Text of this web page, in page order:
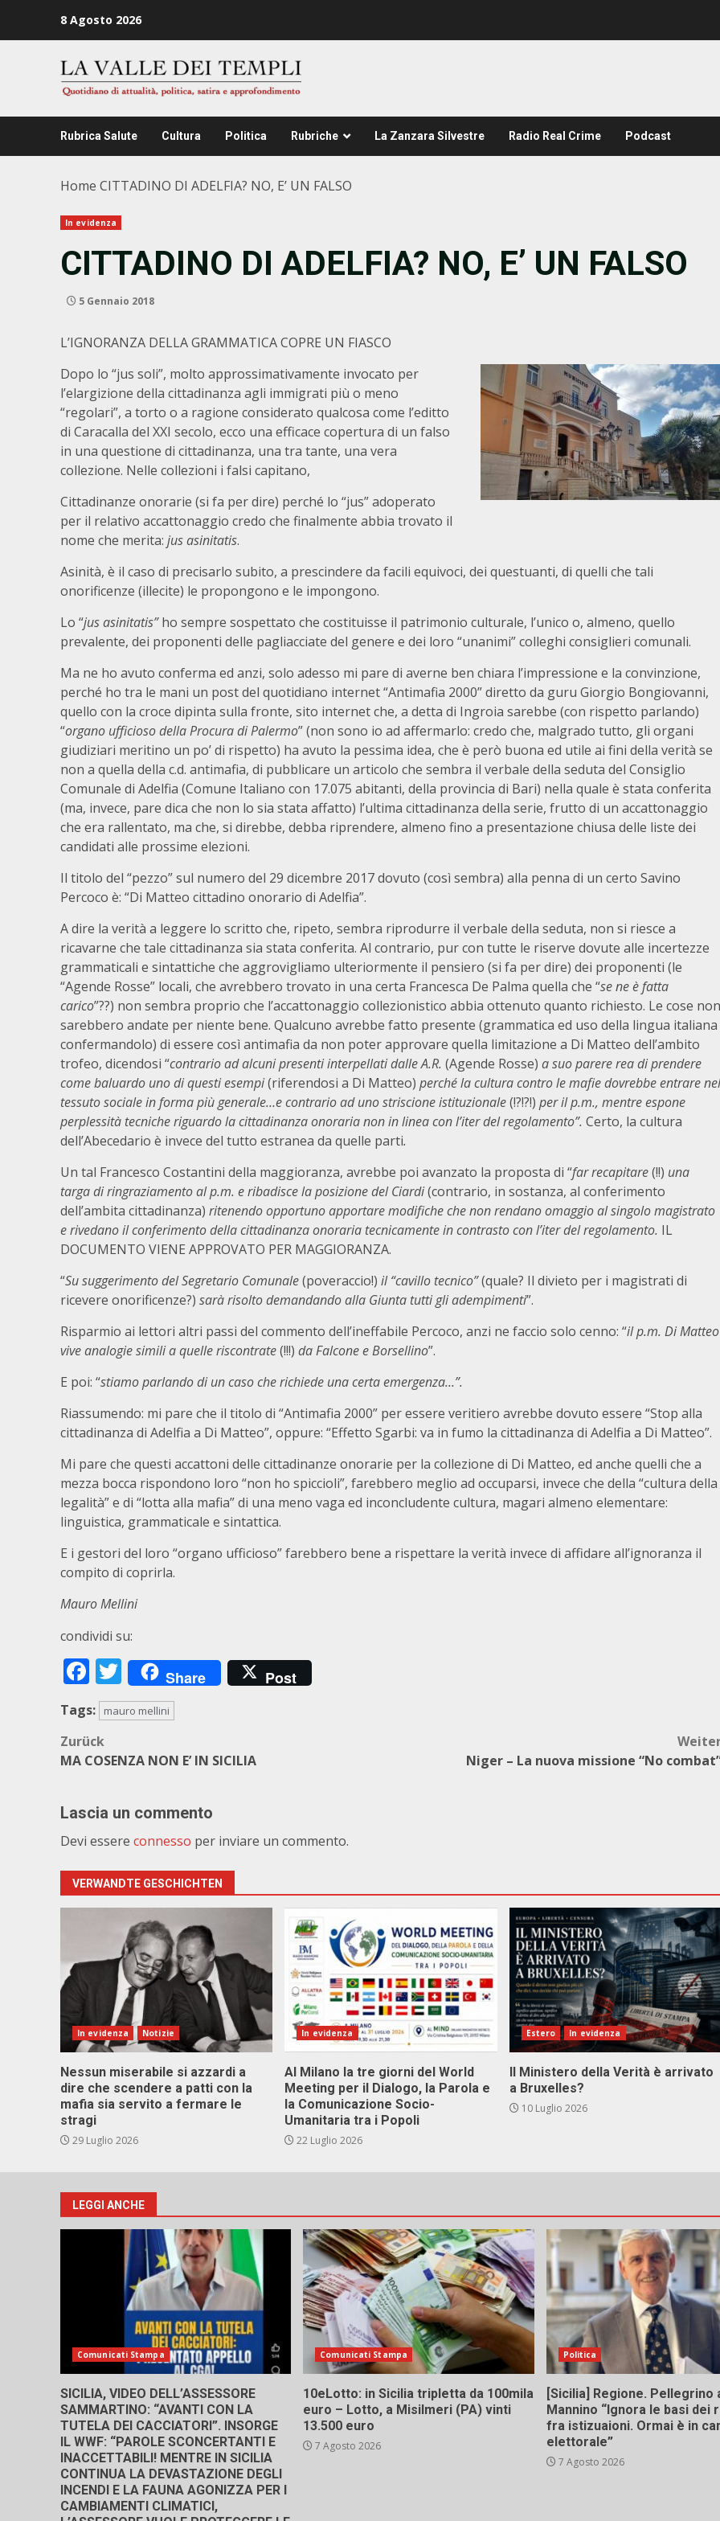
8 Agosto 2026
Rubrica Salute Cultura Politica Rubriche La Zanzara Silvestre Radio Real Crime Podcast
Home CITTADINO DI ADELFIA? NO, E’ UN FALSO
In evidenza
CITTADINO DI ADELFIA? NO, E’ UN FALSO
5 Gennaio 2018
L’IGNORANZA DELLA GRAMMATICA COPRE UN FIASCO
Dopo lo “jus soli”, molto approssimativamente invocato per
l’elargizione della cittadinanza agli immigrati più o meno
“regolari”, a torto o a ragione considerato qualcosa come l’editto
di Caracalla del XXI secolo, ecco una efficace copertura di un falso
in una questione di cittadinanza, una tra tante, una vera
collezione. Nelle collezioni i falsi capitano,
Cittadinanze onorarie (si fa per dire) perché lo “jus” adoperato
per il relativo accattonaggio credo che finalmente abbia trovato il
nome che merita: jus asinitatis.
Asinità, è il caso di precisarlo subito, a prescindere da facili equivoci, dei questuanti, di quelli che tali
onorificenze (illecite) le propongono e le impongono.
Lo “jus asinitatis”ho sempre sospettato che costituisse il patrimonio culturale, l’unico o, almeno, quello
prevalente, dei proponenti delle pagliacciate del genere e dei loro “unanimi” colleghi consiglieri comunali.
Ma ne ho avuto conferma ed anzi, solo adesso mi pare di averne ben chiara l’impressione e la convinzione,
perché ho tra le mani un post del quotidiano internet “Antimafia 2000” diretto da guru Giorgio Bongiovanni,
quello con la croce dipinta sulla fronte, sito internet che, a detta di Ingroia sarebbe (con rispetto parlando)
“organo ufficioso della Procura di Palermo” (non sono io ad affermarlo: credo che, malgrado tutto, gli organi
giudiziari meritino un po’ di rispetto) ha avuto la pessima idea, che è però buona ed utile ai fini della verità se
non a quella della c.d. antimafia, di pubblicare un articolo che sembra il verbale della seduta del Consiglio
Comunale di Adelfia (Comune Italiano con 17.075 abitanti, della provincia di Bari) nella quale è stata conferita
(ma, invece, pare dica che non lo sia stata affatto) l’ultima cittadinanza della serie, frutto di un accattonaggio
che era rallentato, ma che, si direbbe, debba riprendere, almeno fino a presentazione chiusa delle liste dei
candidati alle prossime elezioni.
Il titolo del “pezzo” sul numero del 29 dicembre 2017 dovuto (così sembra) alla penna di un certo Savino
Percoco è: “Di Matteo cittadino onorario di Adelfia”.
A dire la verità a leggere lo scritto che, ripeto, sembra riprodurre il verbale della seduta, non si riesce a
ricavarne che tale cittadinanza sia stata conferita. Al contrario, pur con tutte le riserve dovute alle incertezze
grammaticali e sintattiche che aggrovigliamo ulteriormente il pensiero (si fa per dire) dei proponenti (le
“Agende Rosse” locali, che avrebbero trovato in una certa Francesca De Palma quella che “se ne è fatta
carico”??) non sembra proprio che l’accattonaggio collezionistico abbia ottenuto quanto richiesto. Le cose non
sarebbero andate per niente bene. Qualcuno avrebbe fatto presente (grammatica ed uso della lingua italiana
confermandolo) di essere così antimafia da non poter approvare quella limitazione a Di Matteo dell’ambito
trofeo, dicendosi “contrario ad alcuni presenti interpellati dalle A.R. (Agende Rosse) a suo parere rea di prendere
come baluardo uno di questi esempi(riferendosi a Di Matteo) perché la cultura contro le mafie dovrebbe entrare nel
tessuto sociale in forma più generale…e contrario ad uno striscione istituzionale(!?!?!) per il p.m., mentre espone
perplessità tecniche riguardo la cittadinanza onoraria non in linea con l’iter del regolamento”. Certo, la cultura
dell’Abecedario è invece del tutto estranea da quelle parti.
Un tal Francesco Costantini della maggioranza, avrebbe poi avanzato la proposta di “far recapitare(!!) una
targa di ringraziamento al p.m. e ribadisce la posizione del Ciardi(contrario, in sostanza, al conferimento
dell’ambita cittadinanza) ritenendo opportuno apportare modifiche che non rendano omaggio al singolo magistrato
e rivedano il conferimento della cittadinanza onoraria tecnicamente in contrasto con l’iter del regolamento. IL
DOCUMENTO VIENE APPROVATO PER MAGGIORANZA.
“Su suggerimento del Segretario Comunale(poveraccio!) il “cavillo tecnico”(quale? Il divieto per i magistrati di
ricevere onorificenze?) sarà risolto demandando alla Giunta tutti gli adempimenti”.
Risparmio ai lettori altri passi del commento dell’ineffabile Percoco, anzi ne faccio solo cenno: “il p.m. Di Matteo
vive analogie simili a quelle riscontrate(!!!) da Falcone e Borsellino”.
E poi: “stiamo parlando di un caso che richiede una certa emergenza…”.
Riassumendo: mi pare che il titolo di “Antimafia 2000” per essere veritiero avrebbe dovuto essere “Stop alla
cittadinanza di Adelfia a Di Matteo”, oppure: “Effetto Sgarbi: va in fumo la cittadinanza di Adelfia a Di Matteo”.
Mi pare che questi accattoni delle cittadinanze onorarie per la collezione di Di Matteo, ed anche quelli che a
mezza bocca rispondono loro “non ho spiccioli”, farebbero meglio ad occuparsi, invece che della “cultura della
legalità” e di “lotta alla mafia” di una meno vaga ed inconcludente cultura, magari almeno elementare:
linguistica, grammaticale e sintattica.
E i gestori del loro “organo ufficioso” farebbero bene a rispettare la verità invece di affidare all’ignoranza il
compito di coprirla.
Mauro Mellini
condividi su:
Facebook
Twitter
Share Post
Tags: mauro mellini
Beitragsnavigation
Zurück
MA COSENZA NON E’ IN SICILIA
Niger – La nuova missione “No
Lascia un commento
Devi essere connesso per inviare un commento.
VERWANDTE GESCHICHTEN
In evidenza Notizie
Nessun miserabile si azzardi a
dire che scendere a patti con la
mafia sia servito a fermare le
stragi
29 Luglio 2026
In evidenza
Al Milano la tre giorni del World
Meeting per il Dialogo, la Parola e
la Comunicazione Socio-
Umanitaria tra i Popoli
22 Luglio 2026
Estero In evidenza
Il Ministero della Verità è arrivato
a Bruxelles?
10 Luglio 2026
LEGGI ANCHE
Comunicati Stampa
SICILIA, VIDEO DELL’ASSESSORE
SAMMARTINO: “AVANTI CON LA
TUTELA DEI CACCIATORI”. INSORGE
IL WWF: “PAROLE SCONCERTANTI E
INACCETTABILI! MENTRE IN SICILIA
CONTINUA LA DEVASTAZIONE DEGLI
INCENDI E LA FAUNA AGONIZZA PER I
CAMBIAMENTI CLIMATICI,
Comunicati Stampa
10eLotto: in Sicilia tripletta da 100mila
euro – Lotto, a Misilmeri (PA) vinti
13.500 euro
7 Agosto 2026
Politica
[Sicilia] Regione. Pellegrino
Mannino “Ignora le basi dei
fra istizuaioni. Ormai è in
elettorale”
7 Agosto 2026